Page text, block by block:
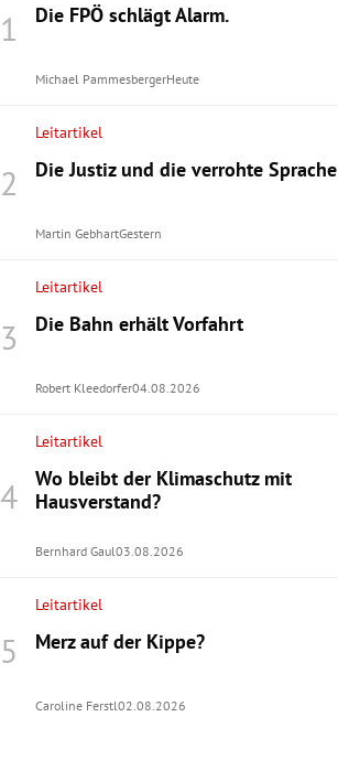
Die FPÖ schlägt Alarm.
Michael PammesbergerHeute
Leitartikel
Die Justiz und die verrohte Sprache
Martin GebhartGestern
Leitartikel
Die Bahn erhält Vorfahrt
Robert Kleedorfer04.08.2026
Leitartikel
Wo bleibt der Klimaschutz mit
Hausverstand?
Bernhard Gaul03.08.2026
Leitartikel
Merz auf der Kippe?
Caroline Ferstl02.08.2026